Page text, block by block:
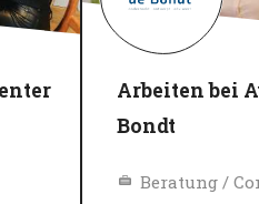
Arbeiten bei
Bondt
Beratung /